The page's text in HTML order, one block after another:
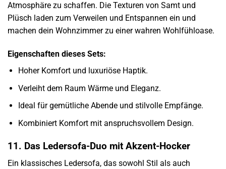
Atmosphäre zu schaffen. Die Texturen von Samt und
Plüsch laden zum Verweilen und Entspannen ein und
machen dein Wohnzimmer zu einer wahren Wohlfühloase.
Eigenschaften dieses Sets:
Hoher Komfort und luxuriöse Haptik.
Verleiht dem Raum Wärme und Eleganz.
Ideal für gemütliche Abende und stilvolle Empfänge.
Kombiniert Komfort mit anspruchsvollem Design.
11. Das Ledersofa-Duo mit Akzent-Hocker
Ein klassisches Ledersofa, das sowohl Stil als auch